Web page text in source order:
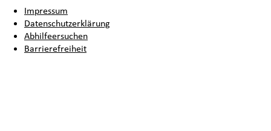
Impressum
Datenschutzerklärung
Abhilfeersuchen
Barrierefreiheit